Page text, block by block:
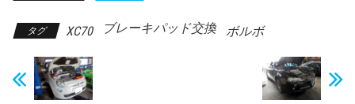
タグ XC70 ブレーキパッド交換 ボルボ